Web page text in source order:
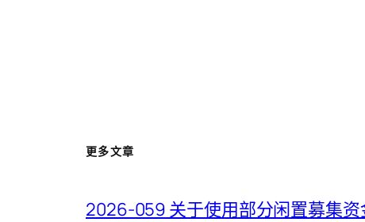
更多文章
2026-059 关于使用部分闲置募集